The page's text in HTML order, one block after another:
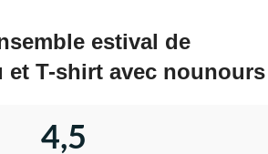
estival de
et T-shirt avec nounours
4,5